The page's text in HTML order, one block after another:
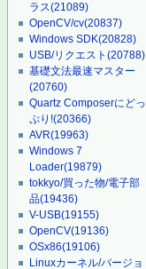
ラス(21089)
OpenCV/cv(20837)
Windows SDK(20828)
USB/リクエスト(20788)
基礎文法最速マスター
(20760)
Quartz Composerにどっ
ぷり!(20366)
AVR(19963)
Windows 7
Loader(19879)
tokkyo/買った物/電子部
品(19436)
V-USB(19155)
OpenCV(19136)
OSx86(19106)
Linuxカーネル/バージョ